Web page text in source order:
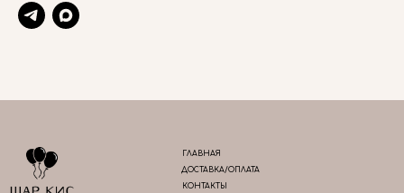
ГЛАВНАЯ
ДОСТАВКА/ОПЛАТА
КОНТАКТЫ